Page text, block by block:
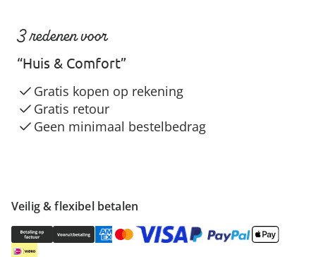
Veilig & flexibel betalen
3 redenen voor
“Huis & Comfort”
Gratis kopen op rekening
Gratis retour
Geen minimaal bestelbedrag